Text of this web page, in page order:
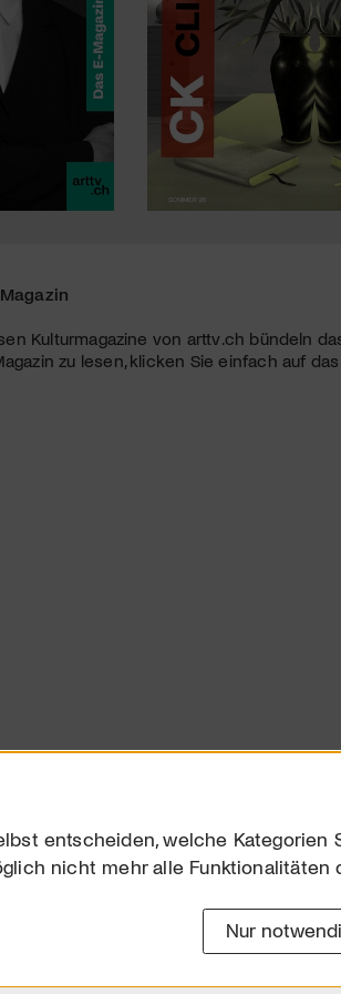
Kulturmagazine von arttv.ch bündeln
zu lesen, klicken Sie einfach auf das
Downloads
entscheiden, welche Kategorien
nicht mehr alle Funktionalitäten
Nur